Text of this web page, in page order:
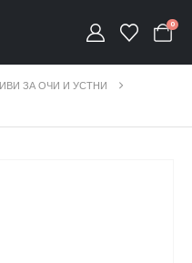
0
ЗА ОЧИ И УСТНИ